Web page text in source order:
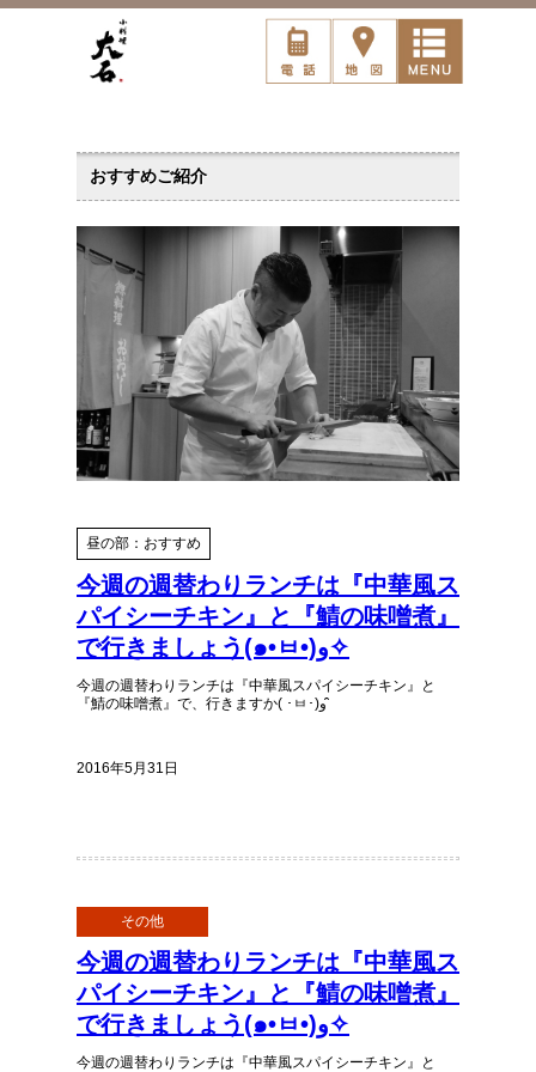
おすすめご紹介
昼の部：おすすめ
今週の週替わりランチは『中華風ス
パイシーチキン』と『鯖の味噌煮』
で行きましょう(๑•ㅂ•)و✧
今週の週替わりランチは『中華風スパイシーチキン』と
『鯖の味噌煮』で、行きますか( ･ㅂ･)و ̑̑
2016年5月31日
その他
今週の週替わりランチは『中華風ス
パイシーチキン』と『鯖の味噌煮』
で行きましょう(๑•ㅂ•)و✧
今週の週替わりランチは『中華風スパイシーチキン』と